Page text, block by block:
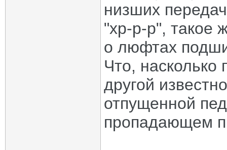
низших
"хр-р-р", такое
о люфтах
Что,
другой
отпущенной
пропадающем